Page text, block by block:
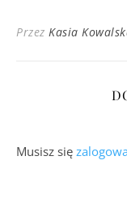
Przez Kasia
Musisz się